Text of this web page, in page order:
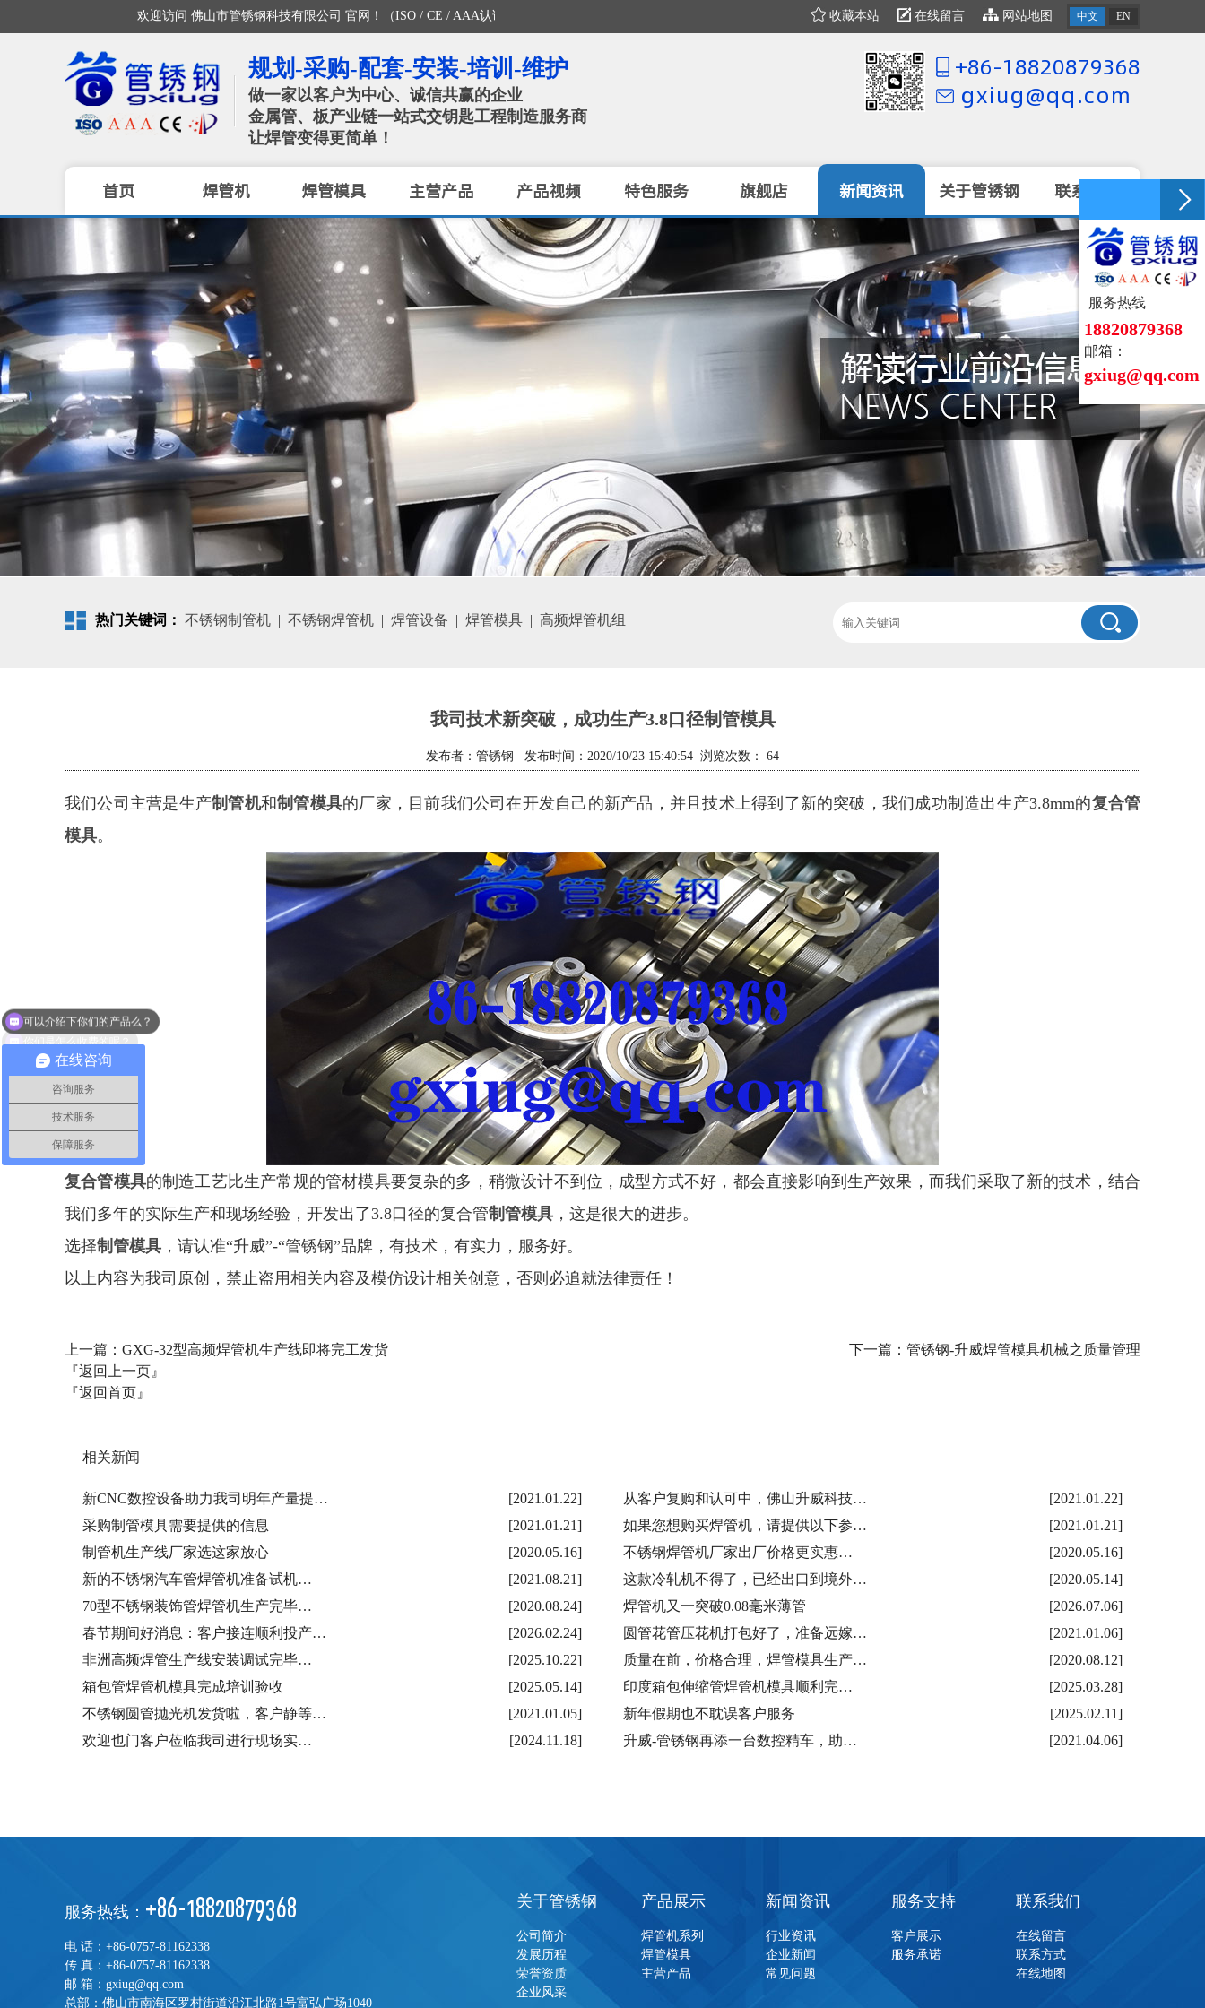
欢迎访问 佛山市管锈钢科技有限公司 官网！（ISO / CE / AAA认证企业） 中文 EN
收藏本站 在线留言 网站地图
规划-采购-配套-安装-培训-维护
做一家以客户为中心、诚信共赢的企业
金属管、板产业链一站式交钥匙工程制造服务商​
让焊管变得更简单！
+86-18820879368
gxiug@qq.com
首页 焊管机 焊管模具 主营产品 产品视频 特色服务 旗舰店 新闻资讯 关于管锈钢 联系我们
热门关键词： 不锈钢制管机 | 不锈钢焊管机 | 焊管设备 | 焊管模具 | 高频焊管机组
我司技术新突破，成功生产3.8口径制管模具
发布者：管锈钢 发布时间：2020/10/23 15:40:54 浏览次数： 64
我们公司主营是生产制管机和制管模具的厂家，目前我们公司在开发自己的新产品，并且技术上得到了新的突破，我们成功制造出生产3.8mm的复合管
模具。
复合管模具的制造工艺比生产常规的管材模具要复杂的多，稍微设计不到位，成型方式不好，都会直接影响到生产效果，而我们采取了新的技术，结合
我们多年的实际生产和现场经验，开发出了3.8口径的复合管制管模具 ，这是很大的进步。
选择制管模具 ，请认准“升威”-“管锈钢”品牌，有技术，有实力，服务好。
以上内容为我司原创，禁止盗用相关内容及模仿设计相关创意，否则必追就法律责任！
上一篇： GXG-32型高频焊管机生产线即将完工发货 下一篇： 管锈钢-升威焊管模具机械之质量管理
『返回上一页』
『返回首页』
相关新闻
[2021.01.22]
新CNC数控设备助力我司明年产量提… [2021.01.22]
从客户复购和认可中，佛山升威科技…
[2021.01.21]
采购制管模具需要提供的信息 [2021.01.21]
如果您想购买焊管机，请提供以下参…
[2020.05.16]
制管机生产线厂家选这家放心 [2020.05.16]
不锈钢焊管机厂家出厂价格更实惠…
[2021.08.21]
新的不锈钢汽车管焊管机准备试机… [2020.05.14]
这款冷轧机不得了，已经出口到境外…
[2020.08.24]
70型不锈钢装饰管焊管机生产完毕… [2026.07.06]
焊管机又一突破0.08毫米薄管
[2026.02.24]
春节期间好消息：客户接连顺利投产… [2021.01.06]
圆管花管压花机打包好了，准备远嫁…
[2025.10.22]
非洲高频焊管生产线安装调试完毕… [2020.08.12]
质量在前，价格合理，焊管模具生产…
[2025.05.14]
箱包管焊管机模具完成培训验收 [2025.03.28]
印度箱包伸缩管焊管机模具顺利完…
[2021.01.05]
不锈钢圆管抛光机发货啦，客户静等… [2025.02.11]
新年假期也不耽误客户服务
[2024.11.18]
欢迎也门客户莅临我司进行现场实… [2021.04.06]
升威-管锈钢再添一台数控精车，助…
服务热线： +86-18820879368
电 话：+86-0757-81162338
传 真：+86-0757-81162338
邮 箱：gxiug@qq.com
总部：佛山市南海区罗村街道沿江北路1号富弘广场1040
关于管锈钢
公司简介
发展历程
荣誉资质
企业风采
产品展示
焊管机系列
焊管模具
主营产品
新闻资讯
行业资讯
企业新闻
常见问题
服务支持
客户展示
服务承诺
联系我们
在线留言
联系方式
在线地图
服务热线
18820879368
邮箱：
在线咨询
咨询服务
技术服务
保障服务
你们是怎么收费的呢？